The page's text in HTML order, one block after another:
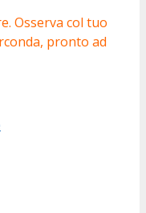
Osserva col tuo
pronto ad